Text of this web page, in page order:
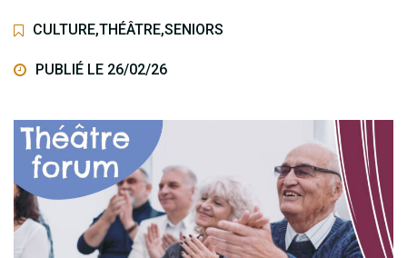
CULTURE,THÉÂTRE,SENIORS
PUBLIÉ LE 26/02/26